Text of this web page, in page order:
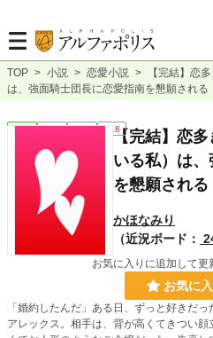
TOP > 小説 > 恋愛小説 >
【完結】恋
は、強面騎士団長に恋愛指南を懇願される
恋愛 完結 長編 R18【完結】恋
いる私）は
を懇願される
かほなみり
（近況ボード：
お気に入りに追加して更
お気に
「婚約したんだ」ある日、ずっと好きだ
アレックス。相手は、背が高くてきつい